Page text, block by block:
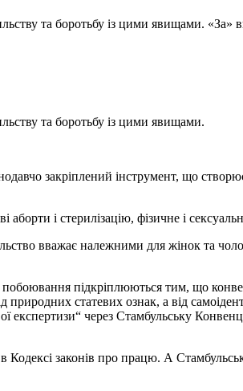
та боротьбу із цими явищами. «За»
та боротьбу із цими явищами.
закріплений інструмент, що
і стерилізацію, фізичне і
вважає належними для жінок та
побоювання підкріплюються тим, що
природних статевих ознак, а від
експертизи“ через Стамбульську
Кодексі законів про працю. А